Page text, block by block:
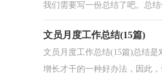
我们需要写一份总结了吧。总
文员月度工作总结(15篇)
文员月度工作总结(15篇)总结
增长才干的一种好办法，因此